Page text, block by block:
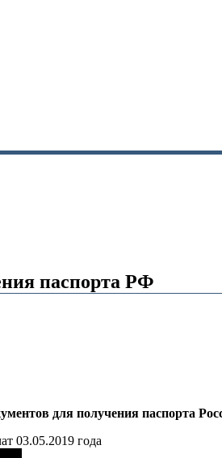
паспорта РФ
для получения паспорта
03.05.2019 года